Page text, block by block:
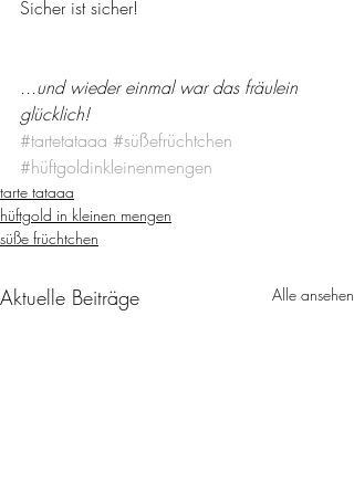
Sicher ist sicher!
...und wieder einmal war das fräulein
glücklich!
#tartetataaa #süßefrüchtchen
#hüftgoldinkleinenmengen
tarte tataaa
hüftgold in kleinen mengen
süße früchtchen
Aktuelle Beiträge Alle ansehen